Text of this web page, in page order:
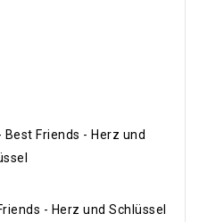
- Herz und Schlüssel